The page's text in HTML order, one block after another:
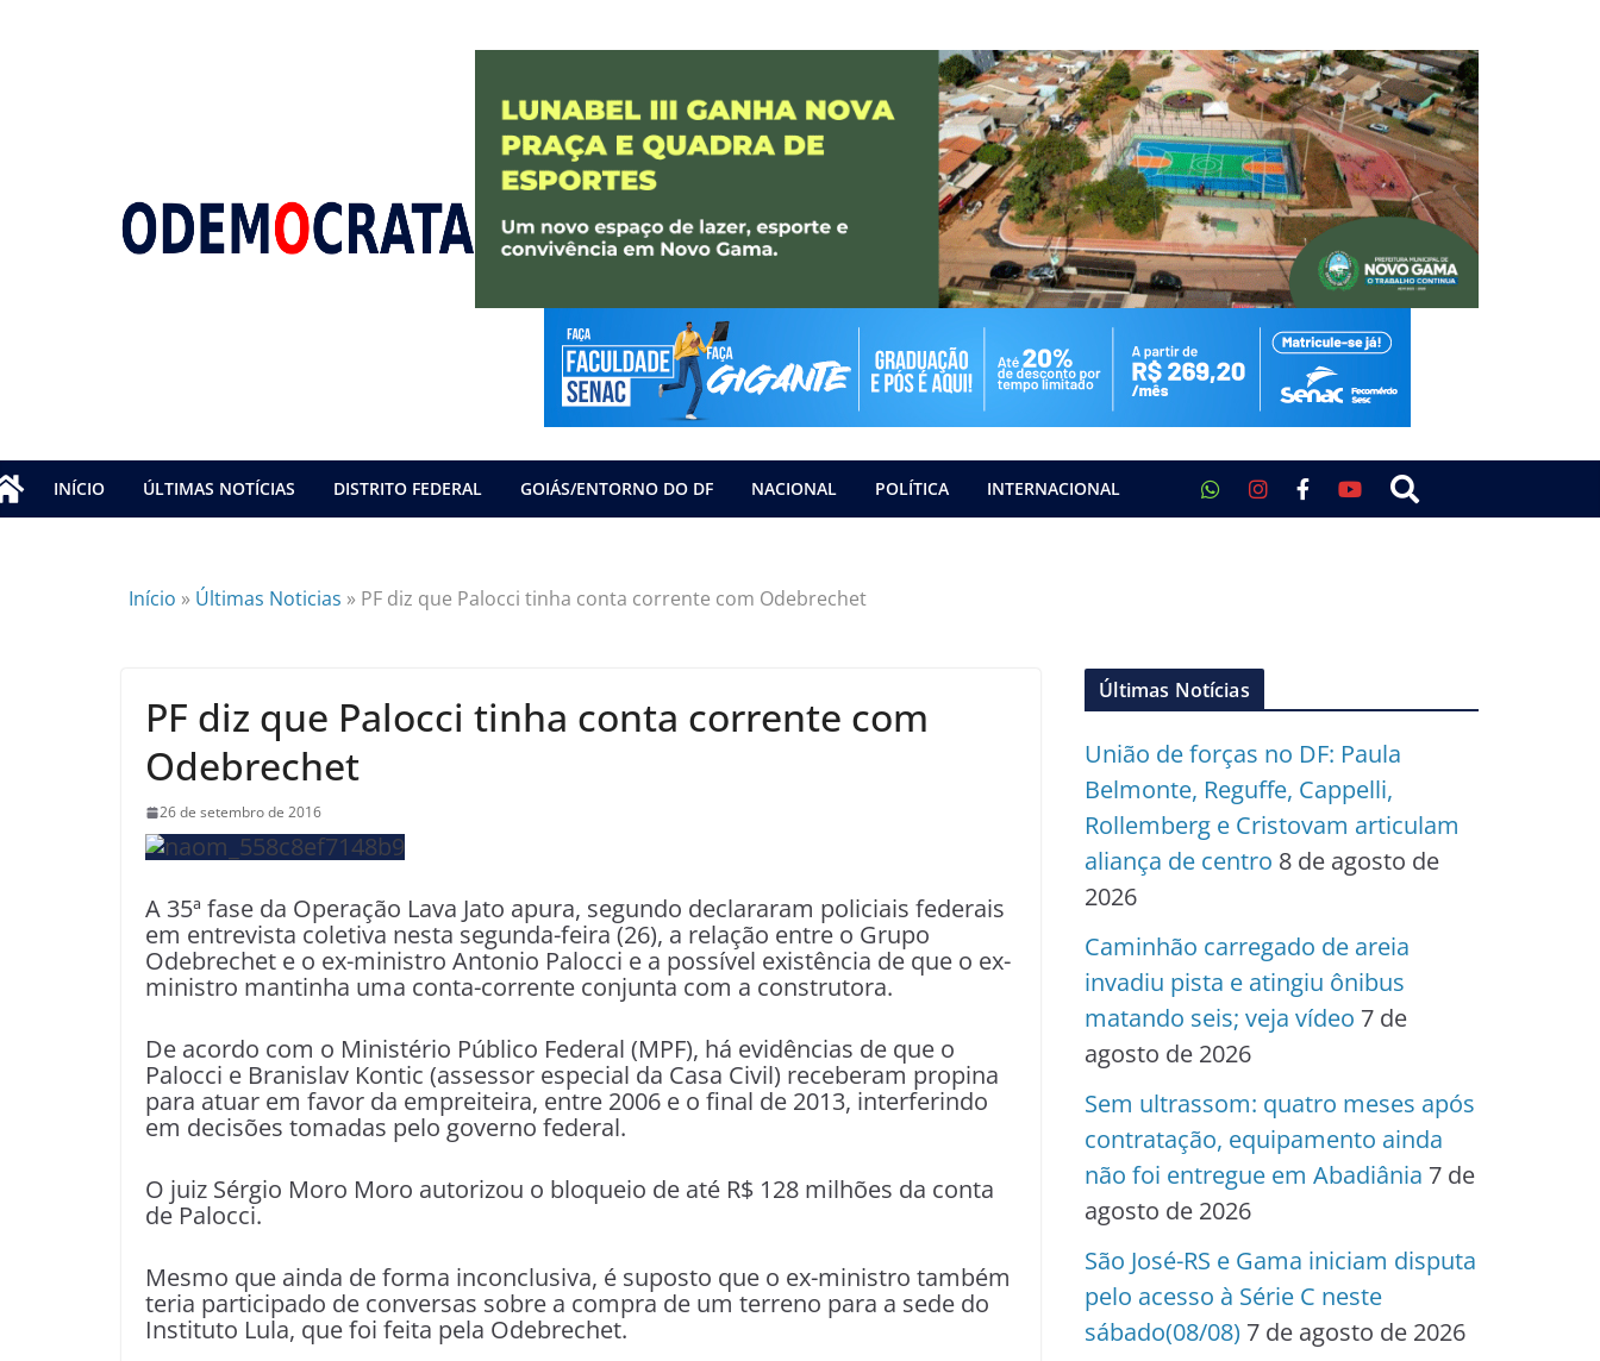
INÍCIO ÚLTIMAS NOTÍCIAS DISTRITO FEDERAL GOIÁS/ENTORNO DO DF NACIONAL POLÍTICA INTERNACIONAL
Início » Últimas Noticias » PF diz que Palocci tinha conta corrente com Odebrechet
PF diz que Palocci tinha conta corrente com
Odebrechet
26 de setembro de 2016
A 35ª fase da Operação Lava Jato apura, segundo declararam policiais federais
em entrevista coletiva nesta segunda-feira (26), a relação entre o Grupo
Odebrechet e o ex-ministro Antonio Palocci e a possível existência de que o ex-
ministro mantinha uma conta-corrente conjunta com a construtora.
De acordo com o Ministério Público Federal (MPF), há evidências de que o
Palocci e Branislav Kontic (assessor especial da Casa Civil) receberam propina
para atuar em favor da empreiteira, entre 2006 e o final de 2013, interferindo
em decisões tomadas pelo governo federal.
O juiz Sérgio Moro Moro autorizou o bloqueio de até R$ 128 milhões da conta
de Palocci.
Mesmo que ainda de forma inconclusiva, é suposto que o ex-ministro também
teria participado de conversas sobre a compra de um terreno para a sede do
Instituto Lula, que foi feita pela Odebrechet.
Últimas Notícias
União de forças no DF: Paula
Belmonte, Reguffe, Cappelli,
Rollemberg e Cristovam articulam
aliança de centro 8 de agosto de
2026
Caminhão carregado de areia
invadiu pista e atingiu ônibus
matando seis; veja vídeo 7 de
agosto de 2026
Sem ultrassom: quatro meses após
contratação, equipamento ainda
não foi entregue em Abadiânia 7 de
agosto de 2026
São José-RS e Gama iniciam disputa
pelo acesso à Série C neste
sábado(08/08) 7 de agosto de 2026